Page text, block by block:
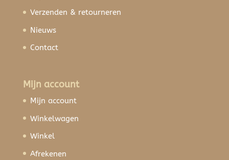
Verzenden & retourneren
Nieuws
Contact
Mijn account
Mijn account
Winkelwagen
Winkel
Afrekenen